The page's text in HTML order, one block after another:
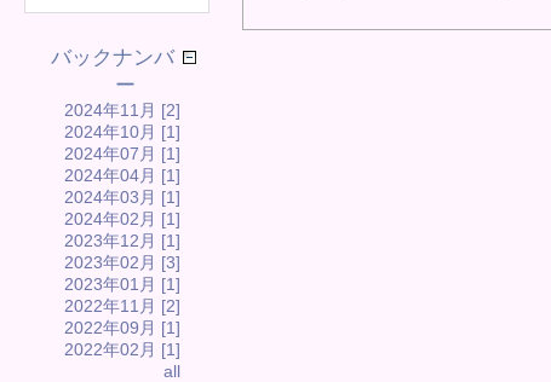
バックナンバ
ー
2024年11月 [2]
2024年10月 [1]
2024年07月 [1]
2024年04月 [1]
2024年03月 [1]
2024年02月 [1]
2023年12月 [1]
2023年02月 [3]
2023年01月 [1]
2022年11月 [2]
2022年09月 [1]
2022年02月 [1]
all